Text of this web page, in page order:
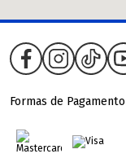
Formas de Pagamento